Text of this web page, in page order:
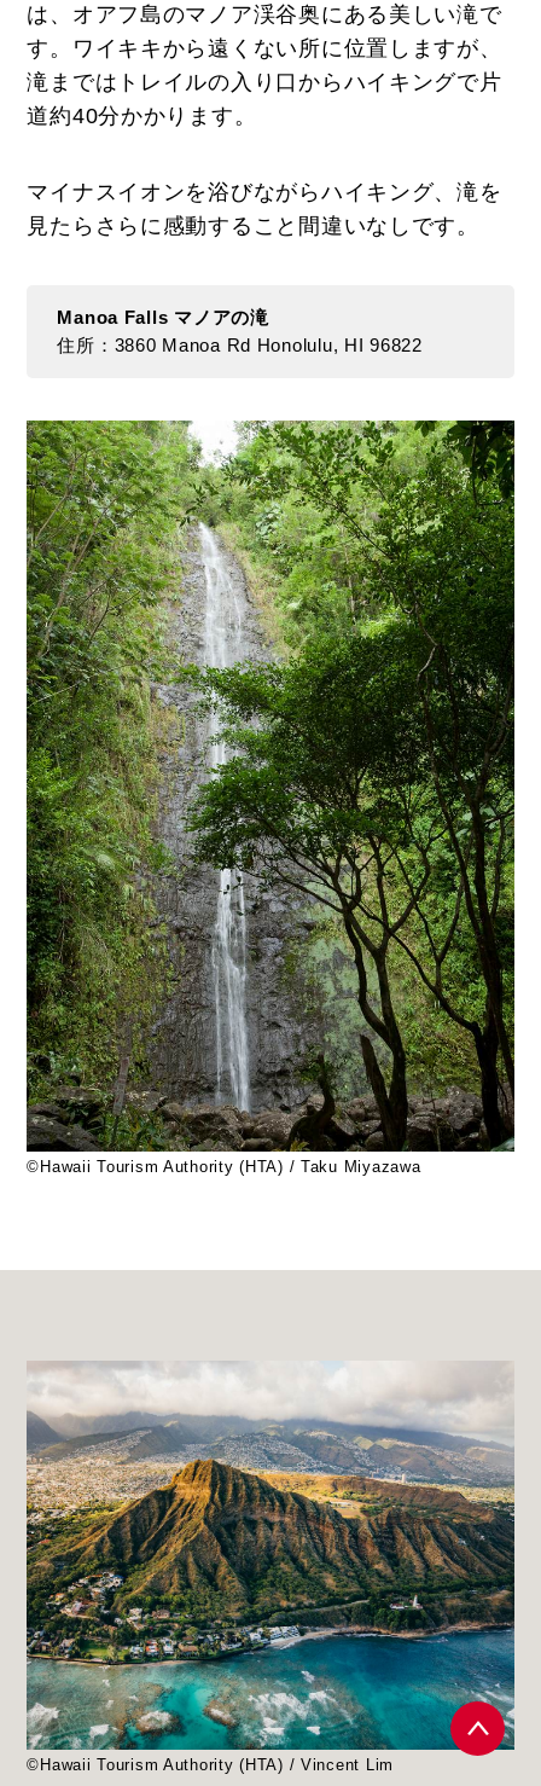
は、オアフ島のマノア渓谷奥にある美しい滝で
す。ワイキキから遠くない所に位置しますが、
滝まではトレイルの入り口からハイキングで片
道約40分かかります。
マイナスイオンを浴びながらハイキング、滝を
見たらさらに感動すること間違いなしです。
Manoa Falls マノアの滝
住所：3860 Manoa Rd Honolulu, HI 96822
©Hawaii Tourism Authority (HTA) / Taku Miyazawa
©Hawaii Tourism Authority (HTA) / Vincent Lim